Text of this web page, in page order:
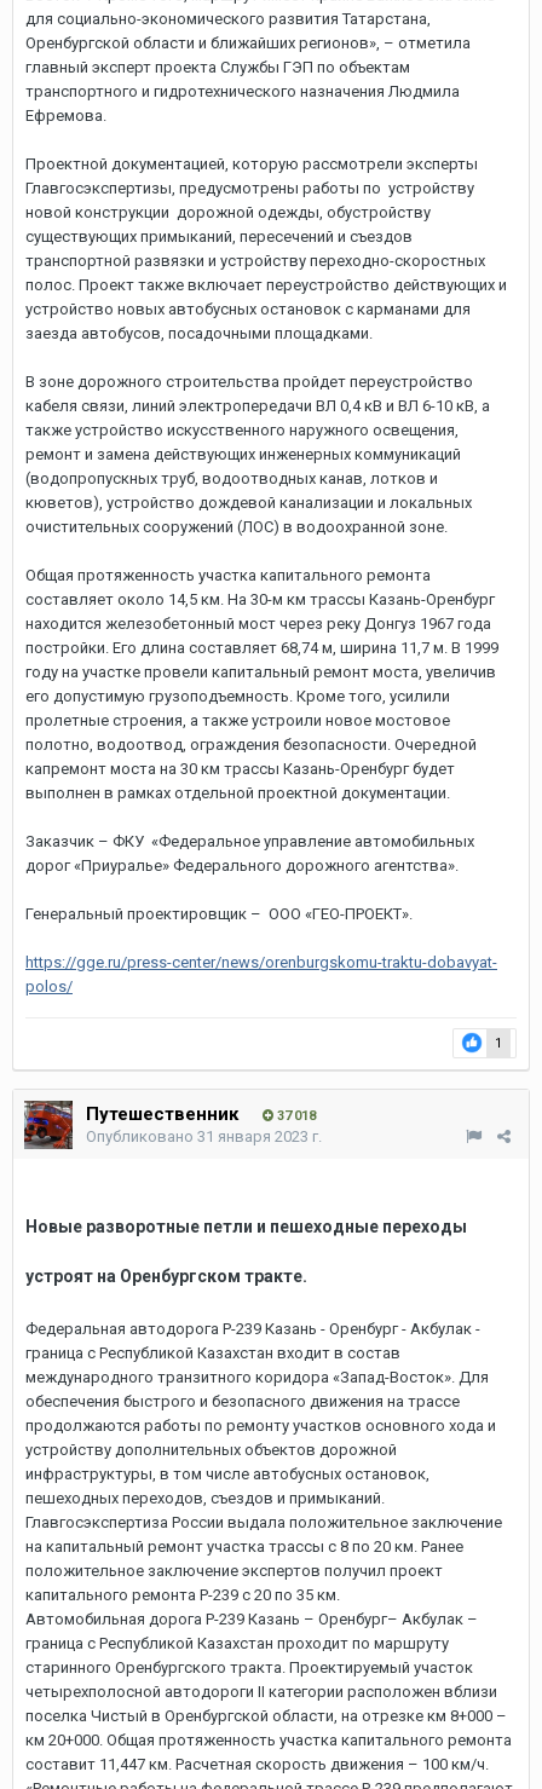
для социально-экономического развития Татарстана,
Оренбургской области и ближайших регионов», – отметила
главный эксперт проекта Службы ГЭП по объектам
транспортного и гидротехнического назначения Людмила
Ефремова.
Проектной документацией, которую рассмотрели эксперты
Главгосэкспертизы, предусмотрены работы по устройству
новой конструкции дорожной одежды, обустройству
существующих примыканий, пересечений и съездов
транспортной развязки и устройству переходно-скоростных
полос. Проект также включает переустройство действующих и
устройство новых автобусных остановок с карманами для
заезда автобусов, посадочными площадками.
В зоне дорожного строительства пройдет переустройство
кабеля связи, линий электропередачи ВЛ 0,4 кВ и ВЛ 6-10 кВ, а
также устройство искусственного наружного освещения,
ремонт и замена действующих инженерных коммуникаций
(водопропускных труб, водоотводных канав, лотков и
кюветов), устройство дождевой канализации и локальных
очистительных сооружений (ЛОС) в водоохранной зоне.
Общая протяженность участка капитального ремонта
составляет около 14,5 км. На 30-м км трассы Казань-Оренбург
находится железобетонный мост через реку Донгуз 1967 года
постройки. Его длина составляет 68,74 м, ширина 11,7 м. В 1999
году на участке провели капитальный ремонт моста, увеличив
его допустимую грузоподъемность. Кроме того, усилили
пролетные строения, а также устроили новое мостовое
полотно, водоотвод, ограждения безопасности. Очередной
капремонт моста на 30 км трассы Казань-Оренбург будет
выполнен в рамках отдельной проектной документации.
Заказчик – ФКУ «Федеральное управление автомобильных
дорог «Приуралье» Федерального дорожного агентства».
Генеральный проектировщик – ООО «ГЕО-ПРОЕКТ».
https://gge.ru/press-center/news/orenburgskomu-traktu-dobavyat-
polos/
1
Путешественник 37 018
Опубликовано 31 января 2023 г.
Новые разворотные петли и пешеходные переходы
устроят на Оренбургском тракте.
Федеральная автодорога Р-239 Казань - Оренбург - Акбулак -
граница с Республикой Казахстан входит в состав
международного транзитного коридора «Запад-Восток». Для
обеспечения быстрого и безопасного движения на трассе
продолжаются работы по ремонту участков основного хода и
устройству дополнительных объектов дорожной
инфраструктуры, в том числе автобусных остановок,
пешеходных переходов, съездов и примыканий.
Главгосэкспертиза России выдала положительное заключение
на капитальный ремонт участка трассы с 8 по 20 км. Ранее
положительное заключение экспертов получил проект
капитального ремонта Р-239 с 20 по 35 км.
Автомобильная дорога Р-239 Казань – Оренбург– Акбулак –
граница с Республикой Казахстан проходит по маршруту
старинного Оренбургского тракта. Проектируемый участок
четырехполосной автодороги II категории расположен вблизи
поселка Чистый в Оренбургской области, на отрезке км 8+000 –
км 20+000. Общая протяженность участка капитального ремонта
составит 11,447 км. Расчетная скорость движения – 100 км/ч.